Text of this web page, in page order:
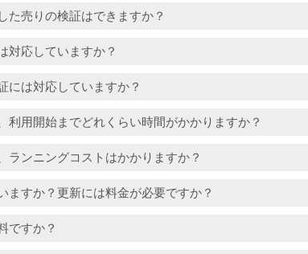
た売りの検証はできますか？
対応していますか？
には対応していますか？
利用開始までどれくらい時間がかかりますか？
ランニングコストはかかりますか？
ますか？更新には料金が必要ですか？
ですか？